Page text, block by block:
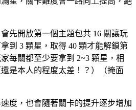
先開放第一個主題包共 16 關讓玩
到 3 顆星，取得 40 顆才能解鎖第
每關都至少要拿到 2~3 顆星，相
是本人的程度太差！？）（掩面
度，也會隨著關卡的提升逐步增加